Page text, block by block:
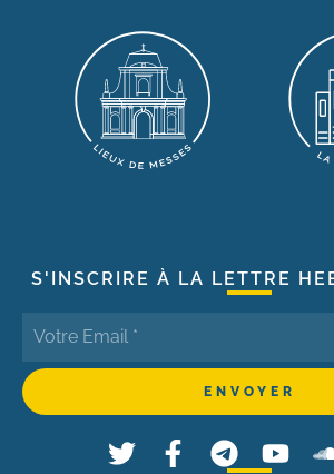
S'INSCRIRE À LA LETTRE